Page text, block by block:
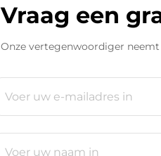
Vraag een
Onze vertegenwoordiger